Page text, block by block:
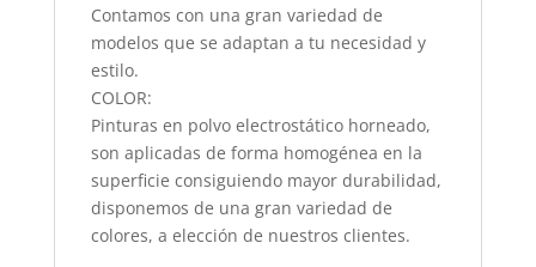
Contamos con una gran variedad de
modelos que se adaptan a tu necesidad y
estilo.
COLOR:
Pinturas en polvo electrostático horneado,
son aplicadas de forma homogénea en la
superficie consiguiendo mayor durabilidad,
disponemos de una gran variedad de
colores, a elección de nuestros clientes.